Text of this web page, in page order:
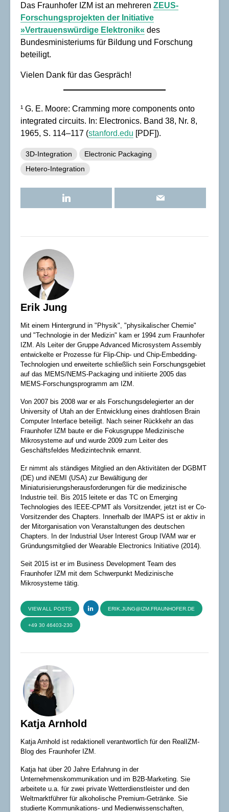
Das Fraunhofer IZM ist an mehreren ZEUS-
Forschungsprojekten der Initiative
»Vertrauenswürdige Elektronik« des
Bundesministeriums für Bildung und Forschung
beteiligt.
Vielen Dank für das Gespräch!
¹ G. E. Moore: Cramming more components onto
integrated circuits. In: Electronics. Band 38, Nr. 8,
1965, S. 114–117 (stanford.edu [PDF]).
3D-Integration
Electronic Packaging
Hetero-Integration
Erik Jung
Mit einem Hintergrund in "Physik", "physikalischer Chemie"
und "Technologie in der Medizin" kam er 1994 zum Fraunhofer
IZM. Als Leiter der Gruppe Advanced Microsystem Assembly
entwickelte er Prozesse für Flip-Chip- und Chip-Embedding-
Technologien und erweiterte schließlich sein Forschungsgebiet
auf das MEMS/NEMS-Packaging und initiierte 2005 das
MEMS-Forschungsprogramm am IZM.
Von 2007 bis 2008 war er als Forschungsdelegierter an der
University of Utah an der Entwicklung eines drahtlosen Brain
Computer Interface beteiligt. Nach seiner Rückkehr an das
Fraunhofer IZM baute er die Fokusgruppe Medizinische
Mikrosysteme auf und wurde 2009 zum Leiter des
Geschäftsfeldes Medizintechnik ernannt.
Er nimmt als ständiges Mitglied an den Aktivitäten der DGBMT
(DE) und iNEMI (USA) zur Bewältigung der
Miniaturisierungsherausforderungen für die medizinische
Industrie teil. Bis 2015 leitete er das TC on Emerging
Technologies des IEEE-CPMT als Vorsitzender, jetzt ist er Co-
Vorsitzender des Chapters. Innerhalb der IMAPS ist er aktiv in
der Mitorganisation von Veranstaltungen des deutschen
Chapters. In der Industrial User Interest Group IVAM war er
Gründungsmitglied der Wearable Electronics Initiative (2014).
Seit 2015 ist er im Business Development Team des
Fraunhofer IZM mit dem Schwerpunkt Medizinische
Mikrosysteme tätig.
VIEW ALL POSTS ERIK.JUNG@IZM.FRAUNHOFER.DE
+49 30 46403-230
Katja Arnhold
Katja Arnhold ist redaktionell verantwortlich für den RealIZM-
Blog des Fraunhofer IZM.
Katja hat über 20 Jahre Erfahrung in der
Unternehmenskommunikation und im B2B-Marketing. Sie
arbeitete u.a. für zwei private Wetterdienstleister und den
Weltmarktführer für alkoholische Premium-Getränke. Sie
studierte Kommunikations- und Medienwissenschaften,